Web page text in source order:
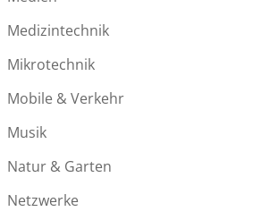
Medizintechnik
Mikrotechnik
Mobile & Verkehr
Musik
Natur & Garten
Netzwerke